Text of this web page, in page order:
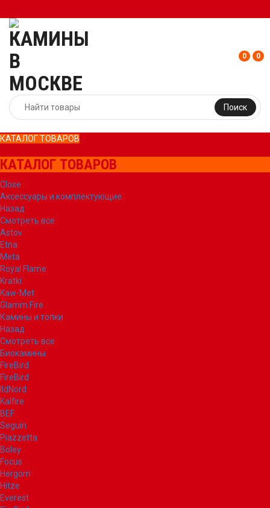
Поиск
0 0
КАТАЛОГ ТОВАРОВ
КАТАЛОГ ТОВАРОВ
Close
Аксессуары и комплектующие
Назад
Смотреть все
Astov
Etna
Meta
Royal Flame
Kratki
Kaw-Met
Glamm Fire
Камины и топки
Назад
Смотреть все
Биокамины
FireBird
FireBird
IldNord
Kalfire
BEF
Seguin
Piazzetta
Boley
Focus
Hergom
Hitze
Everest